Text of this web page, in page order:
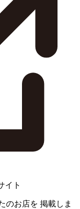
イト
のお店を 掲載しま